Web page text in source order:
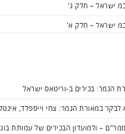
הנמר: בכירים ב-וריטאס ישראל
לבקר במאורת הנמר: צחי וייספלד,
– ולמועדון הבכירים של עמותת